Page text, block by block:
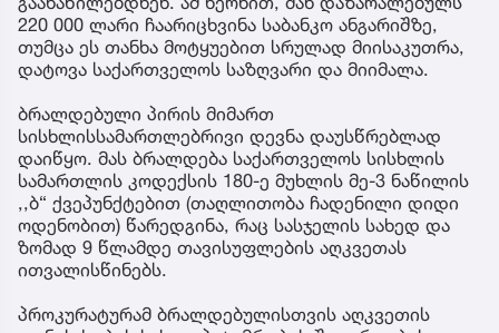
220 000 ლარი ჩაარიცხვინა საბანკო ანგარიშზე,
თუმცა ეს თანხა მოტყუებით სრულად მიისაკუთრა,
დატოვა საქართველოს საზღვარი და მიიმალა.
ბრალდებული პირის მიმართ
სისხლისსამართლებრივი დევნა დაუსწრებლად
დაიწყო. მას ბრალდება საქართველოს სისხლის
სამართლის კოდექსის 180-ე მუხლის მე-3 ნაწილის
,,ბ“ ქვეპუნქტებით (თაღლითობა ჩადენილი დიდი
ოდენობით) წარედგინა, რაც სასჯელის სახედ და
ზომად 9 წლამდე თავისუფლების აღკვეთას
ითვალისწინებს.
პროკურატურამ ბრალდებულისთვის აღკვეთის